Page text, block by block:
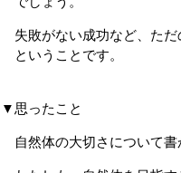
失敗がない成功など、ただ
ということです。
▼思ったこと
自然体の大切さについて書